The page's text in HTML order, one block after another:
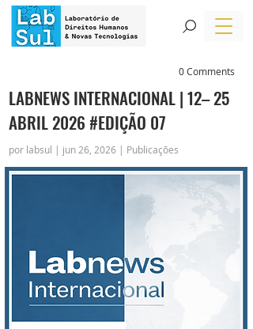
0 Comments
LABNEWS INTERNACIONAL | 12– 25
ABRIL 2026 #EDIÇÃO 07
por labsul | jun 26, 2026 | Publicações